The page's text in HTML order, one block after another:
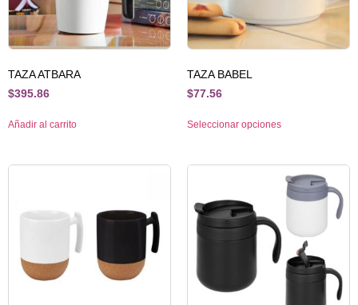
TAZA ATBARA
$395.86
Añadir al carrito
TAZA BABEL
$77.56
Seleccionar opciones